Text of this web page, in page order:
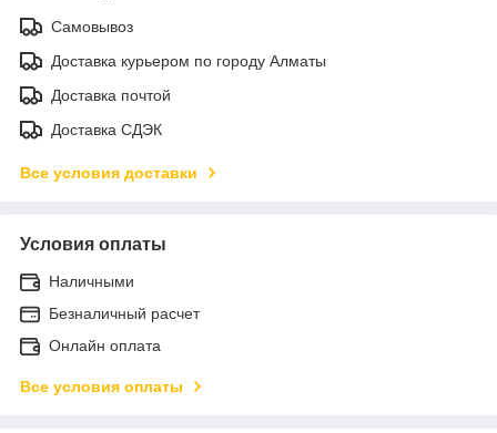
Самовывоз
Доставка курьером по городу Алматы
Доставка почтой
Доставка СДЭК
Все условия доставки
Условия оплаты
Наличными
Безналичный расчет
Онлайн оплата
Все условия оплаты